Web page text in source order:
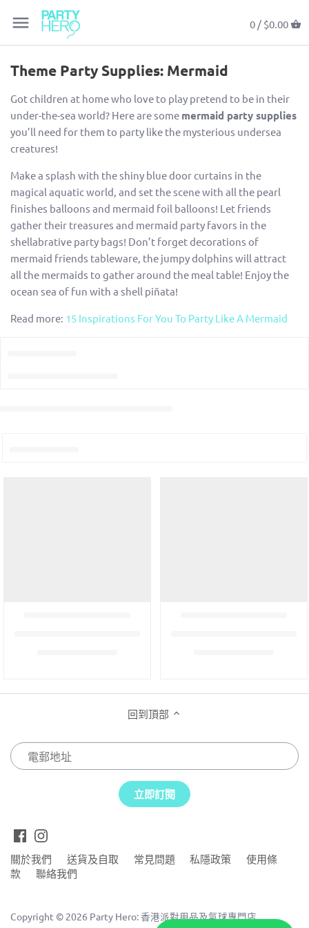
0 / $0.00
Theme Party Supplies: Mermaid
Got children at home who love to play pretend to be in their
under-the-sea world? Here are some mermaid party supplies
you’ll need for them to party like the mysterious undersea
creatures!
Make a splash with the shiny blue door curtains in the
magical aquatic world, and set the scene with all the pearl
finishes balloons and mermaid foil balloons! Let friends
gather their treasures and mermaid party favors in the
shellabrative party bags! Don’t forget decorations of
mermaid friends tableware, the jumpy dolphins will attract
all the mermaids to gather around the meal table! Enjoy the
ocean sea of fun with a shell piñata!
Read more: 15 Inspirations For You To Party Like A Mermaid
回到頂部
關於我們 送貨及自取 常見問題 私隱政策
使用條
款
聯絡我們
Copyright © 2026 Party Hero: 香港派對用品及氣球專門店.
返回上一頁
氣球
餐桌佈置
場景佈置
文具及包裝用品
服飾配件
食物
返回上一頁
所有氣球及配件
個人化水晶氣球
驚喜氣球禮物盒
AirWalkers
數字氣球
字母、文字及字句氣球
氣球花束
返回上一頁
所有餐桌佈置
蠟燭
刀、叉、匙及餐具套裝
餐巾
杯子
飲管
上菜用具
返回上一頁
所有場景佈置
彩色紙屑
彩旗掛飾
橫額
派對扇子
門簾
背景及場景設置
返回上一頁
所有玩具及禮物
回禮小禮物
皮納塔 (Piñatas)
鬼口水及療癒膠
砌圖
卡牌遊戲
毛公仔
返回上一頁
所有文具及包裝用品
邀請卡
賀卡及心意卡
禮物花紙
絲帶及絲帶花球
貼紙
包裝套裝
返回上一頁
所有服飾配件
派對帽
頭飾
返回上一頁
所有食物
香口膠
返回上一頁
生日派對
慶祝節日
特別日子
返回上一頁
所有生日派對用品
男孩生日
女孩生日
BB囡1歲生日
返回上一頁
情人節
復活節
母親節
中秋節
萬聖節
聖誕節
除夕夜
返回上一頁
Baby Shower & Gender Reveal
初生BB派對
結婚派對
週年紀念
畢業派對
百日宴
返回上一頁
熱門人物角色
電影、劇集及遊戲
主題
返回上一頁
所有人物角色
比卡超 (Pikachu)
愛莎 (Elsa)
米奇 (Mickey Mouse)
米尼 (Minnie Mouse)
吉蒂貓 (Hello Kitty)
小熊維尼 (Winnie the Pooh)
返回上一頁
L.O.L. Surprise!
魔雪奇緣 (Frozen)
漫威 (Marvel)
汪汪隊立大功 (Paw Patrol)
小公主蘇菲亞 (Sofia The First)
小馬寶莉 (My Little Pony)
海底奇兵2 (Finding Dory)
返回上一頁
恐龍
獨角獸
太空 / 火箭
超級英雄
公主
動物 / 馬戲團
運動
返回上一頁
藍色
金色
綠色
紫色
紅色
玫瑰金色
銀色
返回上一頁
所有個人化派對用品
個人化氣球
返回上一頁
18 Magical Unicorn Party Ideas
15 Inspirations For You To Party Like
A Mermaid